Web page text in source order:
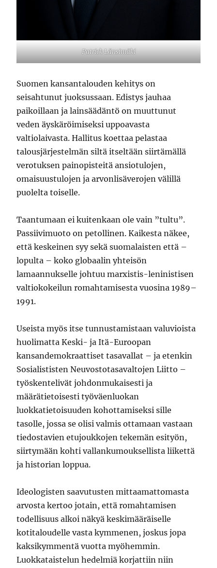
Patrick Länsimäki
Suomen kansantalouden kehitys on
seisahtunut juoksussaan. Edistys jauhaa
paikoillaan ja lainsäädäntö on muuttunut
veden äyskäröimiseksi uppoavasta
valtiolaivasta. Hallitus koettaa pelastaa
talousjärjestelmän siltä itseltään siirtämällä
verotuksen painopisteitä ansiotulojen,
omaisuustulojen ja arvonlisäverojen välillä
puolelta toiselle.
Taantumaan ei kuitenkaan ole vain ”tultu”.
Passiivimuoto on petollinen. Kaikesta näkee,
että keskeinen syy sekä suomalaisten että –
lopulta – koko globaalin yhteisön
lamaannukselle johtuu marxistis-leninistisen
valtiokokeilun romahtamisesta vuosina 1989–
1991.
Useista myös itse tunnustamistaan valuvioista
huolimatta Keski- ja Itä-Euroopan
kansandemokraattiset tasavallat – ja etenkin
Sosialististen Neuvostotasavaltojen Liitto –
työskentelivät johdonmukaisesti ja
määrätietoisesti työväenluokan
luokkatietoisuuden kohottamiseksi sille
tasolle, jossa se olisi valmis ottamaan vastaan
tiedostavien etujoukkojen tekemän esityön,
siirtymään kohti vallankumouksellista liikettä
ja historian loppua.
Ideologisten saavutusten mittaamattomasta
arvosta kertoo jotain, että romahtamisen
todellisuus alkoi näkyä keskimääräiselle
kotitaloudelle vasta kymmenen, joskus jopa
kaksikymmentä vuotta myöhemmin.
Luokkataistelun hedelmiä korjattiin niin